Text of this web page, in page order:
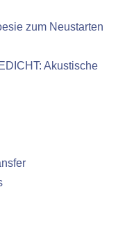
zum Neustarten
Akustische